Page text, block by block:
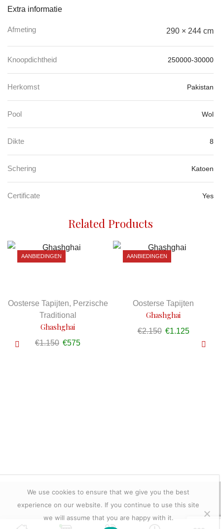
Extra informatie
Afmeting 290 × 244 cm
Knoopdichtheid 250000-30000
Herkomst Pakistan
Pool Wol
Dikte 8
Schering Katoen
Certificate Yes
Related Products
AANBIEDINGEN
Oosterse Tapijten, Perzische
Traditional
Ghashghai
€1.150 Oorspronkelijke
€575
AANBIEDINGEN
Oosterse Tapijten
Ghashghai
€2.150 Oorspronkelijke
€1.125Huidige
prijs
We use cookies to ensure that we give you the best
experience on our website. If you continue to use this site
we will assume that you are happy with it.